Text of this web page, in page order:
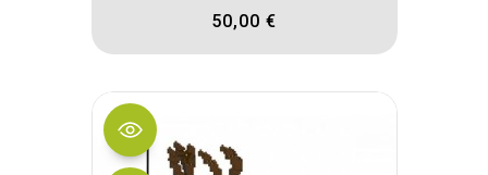
50,00 €